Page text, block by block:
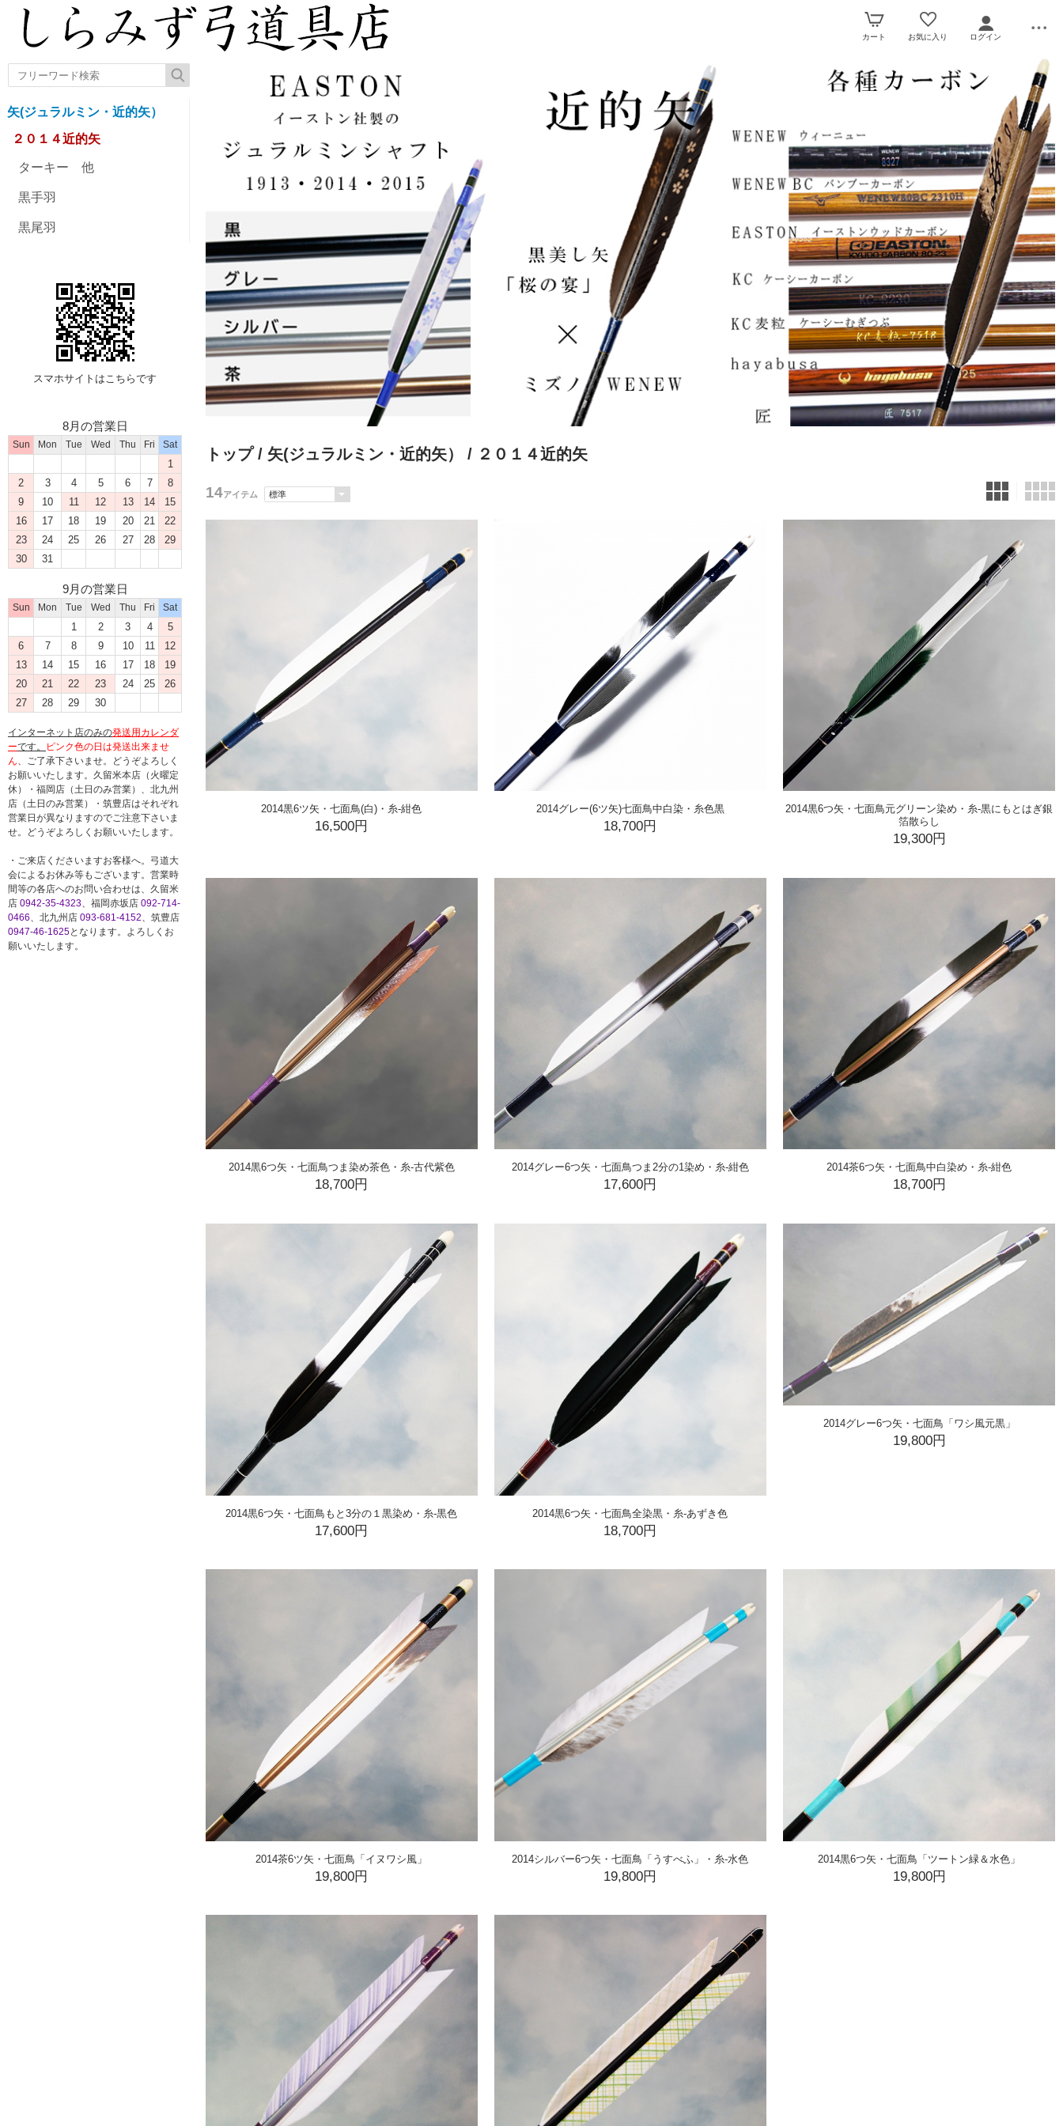
カート お気に入り ログイン
矢(ジュラルミン・近的矢）
２０１４近的矢
ターキー 他
黒手羽
黒尾羽
スマホサイトはこちらです
8月の営業日
Sun Mon Tue Wed Thu Fri Sat
1
2
3 4 5 6 7
8
9
10 11 12 13 14
15
16
17 18 19 20 21
22
23
24 25 26 27 28
29
30
31
9月の営業日
Sun Mon Tue Wed Thu Fri Sat
1 2 3 4
5
6
7 8 9 10 11
12
13
14 15 16 17 18
19
20
21 22 23 24 25
26
27
28 29 30
インターネット店のみの発送用カレンダ
ーです。
ピンク色の日は発送出来ませ
ん、ご了承下さいませ。どうぞよろしく
お願いいたします。久留米本店（火曜定
休）・福岡店（土日のみ営業）、北九州
店（土日のみ営業）・筑豊店はそれぞれ
営業日が異なりますのでご注意下さいま
せ。どうぞよろしくお願いいたします。
・ご来店くださいますお客様へ。弓道大
会によるお休み等もございます。営業時
間等の各店へのお問い合わせは、久留米
店 0942-35-4323、福岡赤坂店 092-714-
0466、北九州店 093-681-4152、筑豊店
0947-46-1625となります。よろしくお
願いいたします。
トップ/ 矢(ジュラルミン・近的矢） / ２０１４近的矢
14アイテム
2014黒6ツ矢・七面鳥(白)・糸-紺色
16,500円
2014グレー(6ツ矢)七面鳥中白染・糸色黒
18,700円
2014黒6つ矢・七面鳥元グリーン染め・糸-黒にもとはぎ銀
箔散らし
19,300円
2014黒6つ矢・七面鳥つま染め茶色・糸-古代紫色
18,700円
2014グレー6つ矢・七面鳥つま2分の1染め・糸-紺色
17,600円
2014茶6つ矢・七面鳥中白染め・糸-紺色
18,700円
2014黒6つ矢・七面鳥もと3分の１黒染め・糸-黒色
17,600円
2014黒6つ矢・七面鳥全染黒・糸-あずき色
18,700円
2014グレー6つ矢・七面鳥「ワシ風元黒」
19,800円
2014茶6ツ矢・七面鳥「イヌワシ風」
19,800円
2014シルバー6つ矢・七面鳥「うすべふ」・糸-水色
19,800円
2014黒6つ矢・七面鳥「ツートン緑＆水色」
19,800円